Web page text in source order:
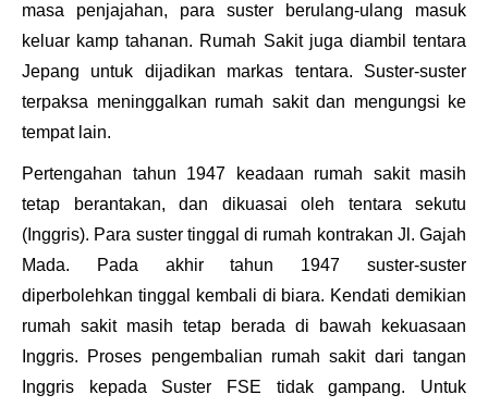
masa penjajahan, para suster berulang-ulang masuk
keluar kamp tahanan. Rumah Sakit juga diambil tentara
Jepang untuk dijadikan markas tentara. Suster-suster
terpaksa meninggalkan rumah sakit dan mengungsi ke
tempat lain.
Pertengahan tahun 1947 keadaan rumah sakit masih
tetap berantakan, dan dikuasai oleh tentara sekutu
(Inggris). Para suster tinggal di rumah kontrakan Jl. Gajah
Mada. Pada akhir tahun 1947 suster-suster
diperbolehkan tinggal kembali di biara. Kendati demikian
rumah sakit masih tetap berada di bawah kekuasaan
Inggris. Proses pengembalian rumah sakit dari tangan
Inggris kepada Suster FSE tidak gampang. Untuk